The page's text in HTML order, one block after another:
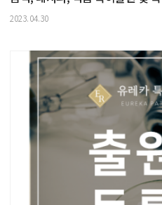
2023.04.30